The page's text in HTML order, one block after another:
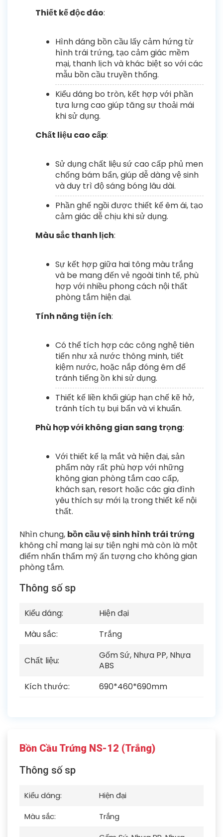
Thiết kế độc đáo:
Hình dáng bồn cầu lấy cảm hứng từ
hình trái trứng, tạo cảm giác mềm
mại, thanh lịch và khác biệt so với các
mẫu bồn cầu truyền thống.
Kiểu dáng bo tròn, kết hợp với phần
tựa lưng cao giúp tăng sự thoải mái
khi sử dụng.
Chất liệu cao cấp:
Sử dụng chất liệu sứ cao cấp phủ men
chống bám bẩn, giúp dễ dàng vệ sinh
và duy trì độ sáng bóng lâu dài.
Phần ghế ngồi được thiết kế êm ái, tạo
cảm giác dễ chịu khi sử dụng.
Màu sắc thanh lịch:
Sự kết hợp giữa hai tông màu trắng
và be mang đến vẻ ngoài tinh tế, phù
hợp với nhiều phong cách nội thất
phòng tắm hiện đại.
Tính năng tiện ích:
Có thể tích hợp các công nghệ tiên
tiến như xả nước thông minh, tiết
kiệm nước, hoặc nắp đóng êm để
tránh tiếng ồn khi sử dụng.
Thiết kế liền khối giúp hạn chế kẽ hở,
tránh tích tụ bụi bẩn và vi khuẩn.
Phù hợp với không gian sang trọng:
Với thiết kế lạ mắt và hiện đại, sản
phẩm này rất phù hợp với những
không gian phòng tắm cao cấp,
khách sạn, resort hoặc các gia đình
yêu thích sự mới lạ trong thiết kế nội
thất.
Nhìn chung, bồn cầu vệ sinh hình trái trứng
không chỉ mang lại sự tiện nghi mà còn là một
điểm nhấn thẩm mỹ ấn tượng cho không gian
phòng tắm.
Thông số sp
Kiểu dáng:
Hiện đại
Màu sắc:
Trắng
Chất liệu:
Gốm Sứ, Nhựa PP, Nhựa
ABS
Kích thước:
690*460*690mm
Bồn Cầu Trứng NS-12 (Trắng)
Thông số sp
Kiểu dáng:
Hiện đại
Màu sắc:
Trắng